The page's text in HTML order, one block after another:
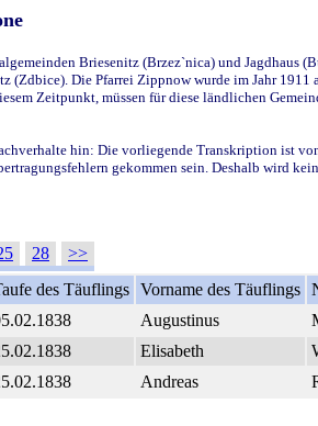
Briesenitz (Brzez`nica) und Jagdhaus
Die Pfarrei Zippnow wurde im Jahr
Zeitpunkt, müssen für diese ländlichen
hin: Die vorliegende Transkription ist
gekommen sein. Deshalb wird
28
>>
des Täuflings Vorname des Täuflings
Augustinus
Elisabeth
Andreas